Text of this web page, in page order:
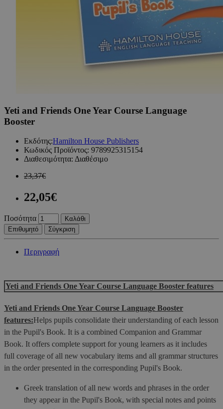
Yeti and Friends One Year Course Language
Booster
Εκδότης:Hamilton House Publishers
Κωδικός Προϊόντος: 9789925315154
Διαθεσιμότητα: Διαθέσιμο
23,37€
22,05€
Ποσότητα
Καλάθι
Επιθυμητό
Σύγκριση
Περιγραφή
Yeti and Friends One Year Course Language Booster features
Yeti and Friends One Year Course Language Booster
features:Helps pupils consolidate their understanding of each lesson
in the Pupil's Book. It is a combined Companion and Grammar
Book. It offers complete support for young learners as it includes
full coverage of all new vocabulary items and all grammar structures
in the order presented in the corresponding Pupil's Book.
Greek translation of all new words and phrases in the order
they appear in the Pupil's Book, with special notes and points